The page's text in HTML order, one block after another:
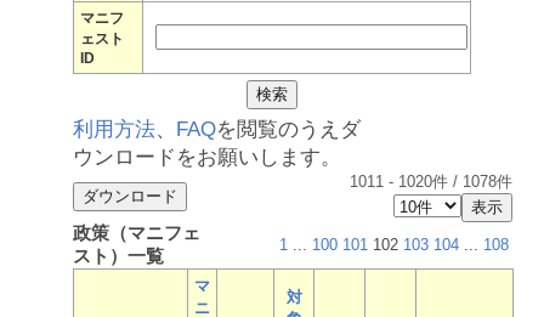
マニフ
ェスト
ID
利用方法、 FAQを閲覧のうえダ
ウンロードをお願いします。
1011 - 1020件 / 1078件
政策（マニフェ
スト）一覧
1 ... 100 101 102 103 104 ... 108
マ
ニ
対